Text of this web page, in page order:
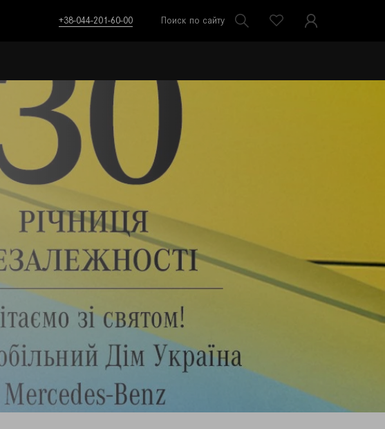
+38-044-201-60-00 Поиск по сайту